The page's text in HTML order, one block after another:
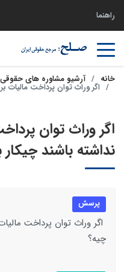
راهنما
خانه آرشیو مشاوره های حقوقی
اگر وراث توان پرداخت مالیات
اگر وراث توان
نداشته باشند چیکار
پرسش
اگر وراث توان پرداخت
چیه؟